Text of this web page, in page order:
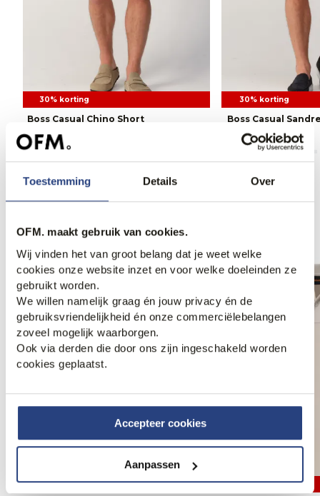
Toestemming Details Over
OFM. maakt gebruik van cookies.
Wij vinden het van groot belang dat je weet welke
cookies onze website inzet en voor welke doeleinden ze
gebruikt worden.
We willen namelijk graag én jouw privacy én de
gebruiksvriendelijkheid én onze commerciëlebelangen
zoveel mogelijk waarborgen.
Ook via derden die door ons zijn ingeschakeld worden
cookies geplaatst.
Accepteer cookies
Aanpassen
30% korting
Boss Casual Chino Short
129,95
90,95
30% korting
Boss Casual
129,95
90,95
30% korting 30% korting